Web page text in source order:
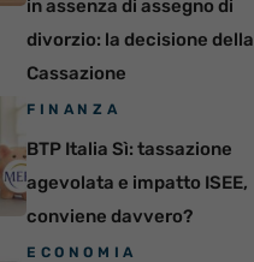
in assenza di assegno di
divorzio: la decisione della
Cassazione
FINANZA
BTP Italia Sì: tassazione
agevolata e impatto ISEE,
conviene davvero?
ECONOMIA